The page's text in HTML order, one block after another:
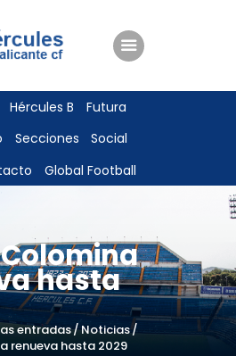
Hércules B
Futura
Secciones
Social
Global Football
hasta
entradas Noticias
renueva hasta 2029